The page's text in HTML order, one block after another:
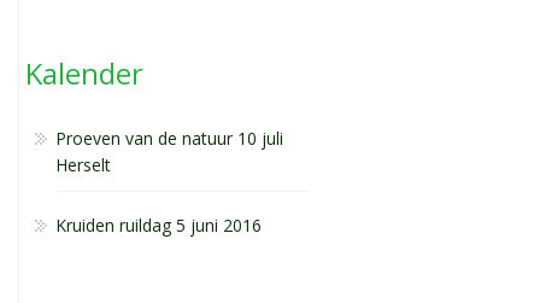
Kalender
Proeven van de natuur 10 juli
Herselt
Kruiden ruildag 5 juni 2016